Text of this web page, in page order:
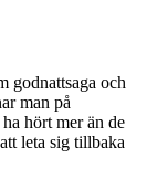
godnattsaga och
man på
hört mer än de
leta sig tillbaka